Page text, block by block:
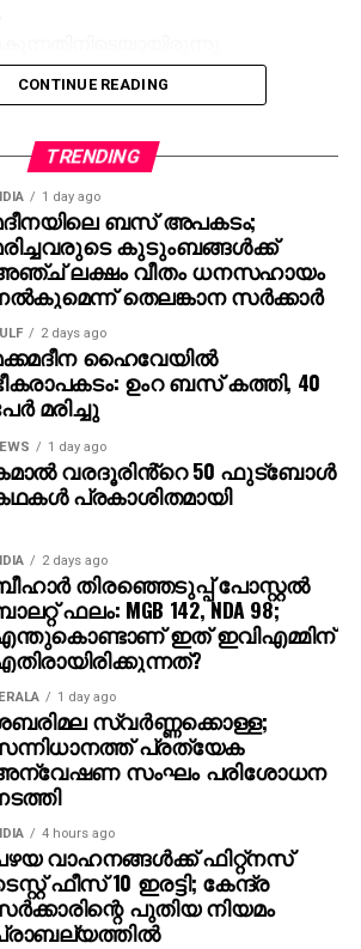
ജില്ലാ പൊലീസ് സൂപ്രണ്ട്
അറിയിച്ചു. തീപിടുത്തത്തിന്റെ
മാത്രമേ വ്യക്തമാകൂവെന്ന്
പരിക്കേറ്റ മൂന്ന് പേരെയും
CONTINUE READING
TRENDING
1 day ago
ബസ് അപകടം;
കുടുംബങ്ങള്‍ക്ക്
ലക്ഷം വീതം ധനസഹായം
തെലങ്കാന സര്‍ക്കാര്‍
2 days ago
ഹൈവേയില്‍
ഉംറ ബസ് കത്തി, 40
മരിച്ചു
1 day ago
വരദൂരിൻ്റെ 50 ഫുട്ബോൾ
പ്രകാശിതമായി
2 days ago
തിരഞ്ഞെടുപ്പ് പോസ്റ്റൽ
ഫലം: MGB 142, NDA 98;
ഇത് ഇവിഎമ്മിന്
1 day ago
സ്വര്‍ണ്ണക്കൊള്ള;
പ്രത്യേക
സംഘം പരിശോധന
4 hours ago
വാഹനങ്ങള്‍ക്ക് ഫിറ്റ്‌നസ്
ഫീസ് 10 ഇരട്ടി; കേന്ദ്ര
പുതിയ നിയമം